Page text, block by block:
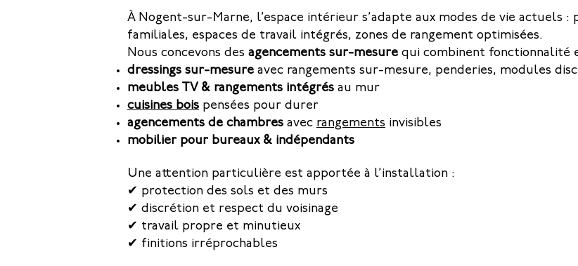
À Nogent-sur-Marne, l’espace intérieur s’adapte aux modes de vie actuels :
familiales, espaces de travail intégrés, zones de rangement optimisées.
Nous concevons des agencements sur-mesure qui combinent fonctionnalité
dressings sur-mesure avec rangements sur-mesure, penderies, modules
meubles TV & rangements intégrés au mur
cuisines bois pensées pour durer
agencements de chambres avec rangements invisibles
mobilier pour bureaux & indépendants
Une attention particulière est apportée à l’installation :
✔ protection des sols et des murs
✔ discrétion et respect du voisinage
✔ travail propre et minutieux
✔ finitions irréprochables